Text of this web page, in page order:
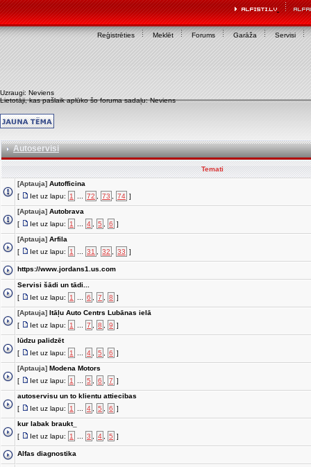
Reģistrēties Meklēt Forums Garāža Servisi
Uzraugi: Neviens
Lietotāji, kas pašlaik aplūko šo foruma sadaļu: Neviens
Autoservisi
Temati
[Aptauja] Autofficina
[
Iet uz lapu: 1 72 73 74 ]
[Aptauja] Autobrava
[
Iet uz lapu: 1 4 5 6 ]
[Aptauja] Arfila
[
Iet uz lapu: 1 31 32 33 ]
https://www.jordans1.us.com
Servisi šādi un tādi...
[
Iet uz lapu: 1 6 7 8 ]
[Aptauja] Itāļu Auto Centrs Lubānas ielā
[
Iet uz lapu: 1 7 8 9 ]
lūdzu palidzēt
[
Iet uz lapu: 1 4 5 6 ]
[Aptauja] Modena Motors
[
Iet uz lapu: 1 5 6 7 ]
autoservisu un to klientu attiecibas
[
Iet uz lapu: 1 4 5 6 ]
kur labak braukt_
[
Iet uz lapu: 1 3 4 5 ]
Alfas diagnostika